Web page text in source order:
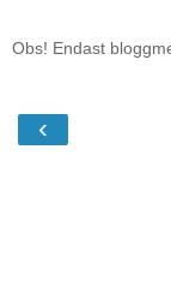
Obs! Endast
‹